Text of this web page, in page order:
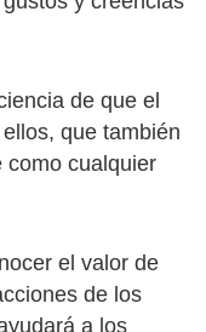
de que el
que también
cualquier
el valor de
de los
a los